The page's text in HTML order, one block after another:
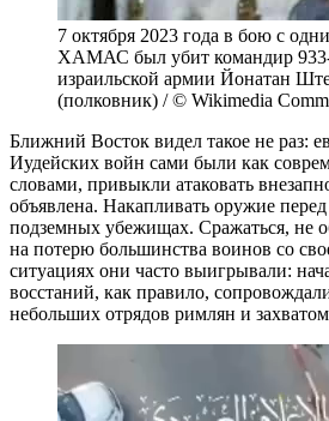
7 октября 2023 года в бою с
ХАМАС был убит командир
израильской армии Йонатан
(полковник) / © Wikimedia
Ближний Восток видел такое не раз:
Иудейских войн сами были как
словами, привыкли атаковать
объявлена. Накапливать оружие
подземных убежищах. Сражаться, не
на потерю большинства воинов со
ситуациях они часто выигрывали:
восстаний, как правило,
небольших отрядов римлян и